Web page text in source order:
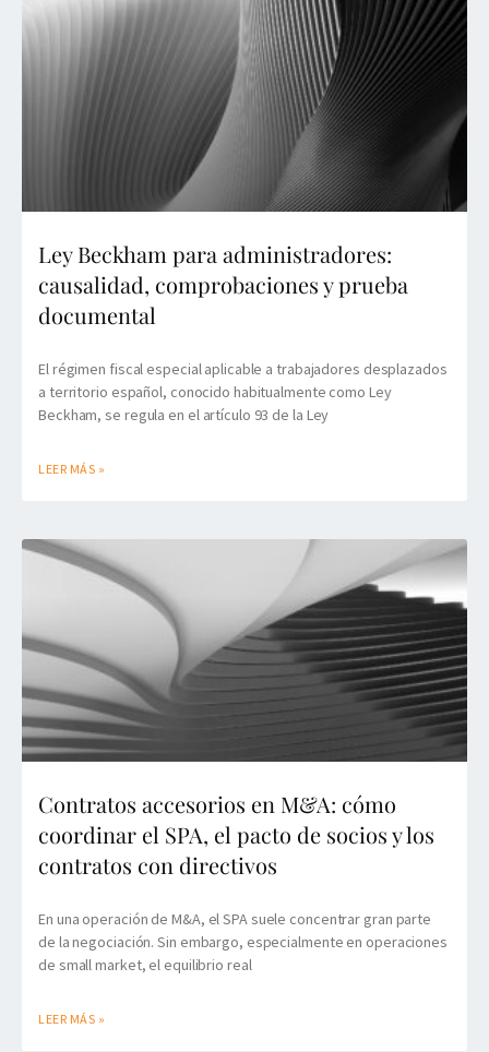
Ley Beckham para administradores:
causalidad, comprobaciones y prueba
documental
El régimen fiscal especial aplicable a trabajadores desplazados
a territorio español, conocido habitualmente como Ley
Beckham, se regula en el artículo 93 de la Ley
LEER MÁS »
Contratos accesorios en M&A: cómo
coordinar el SPA, el pacto de socios y los
contratos con directivos
En una operación de M&A, el SPA suele concentrar gran parte
de la negociación. Sin embargo, especialmente en operaciones
de small market, el equilibrio real
LEER MÁS »